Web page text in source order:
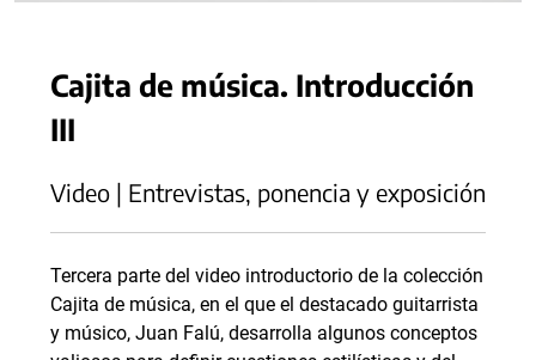
Cajita de música. Introducción
III
Video | Entrevistas, ponencia y exposición
Tercera parte del video introductorio de la colección
Cajita de música, en el que el destacado guitarrista
y músico, Juan Falú, desarrolla algunos conceptos